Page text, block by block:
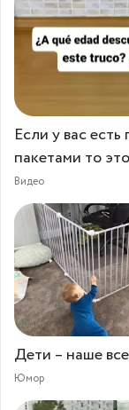
Если у вас есть
пакетами то это
Видео
Дети – наше
Юмор